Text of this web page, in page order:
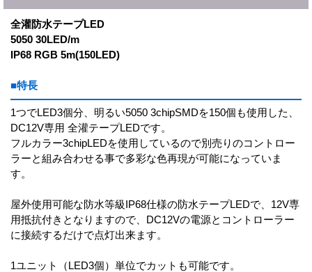
全灌防水テープLED
5050 30LED/m
IP68 RGB 5m(150LED)
■特長
1つでLED3個分、明るい5050 3chipSMDを150個も使用した、
DC12V専用 全灌テープLEDです。
フルカラー3chipLEDを使用しているので別売りのコントロー
ラーと組み合わせる事で多彩な色再現が可能になっていま
す。
屋外使用可能な防水等級IP68仕様の防水テープLEDで、12V専
用抵抗付きとなりますので、DC12Vの電源とコントローラー
に接続するだけで点灯出来ます。
1ユニット（LED3個）単位でカットも可能です。